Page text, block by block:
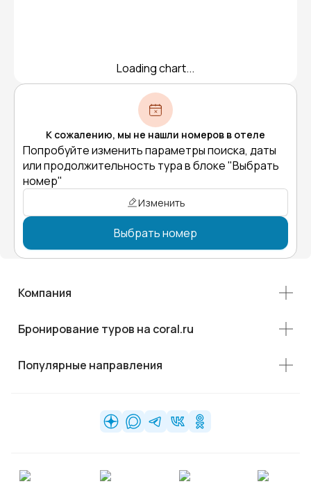
Loading chart...
К сожалению, мы не нашли номеров в отеле
Попробуйте изменить параметры поиска, даты
или продолжительность тура в блоке "Выбрать
номер"
Изменить
Выбрать номер
Компания
Бронирование туров на coral.ru
Популярные направления